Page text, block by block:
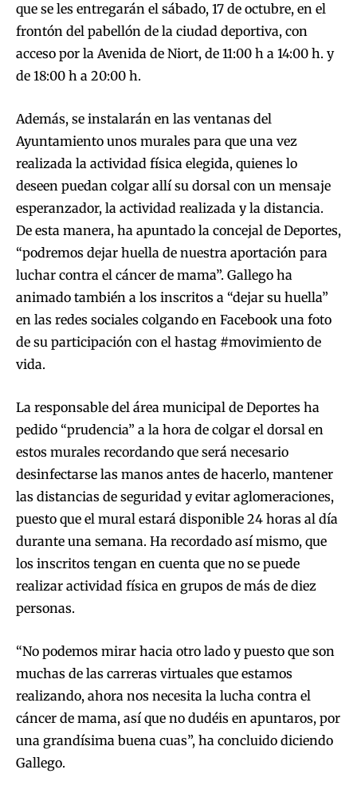
que se les entregarán el sábado, 17 de octubre, en el
frontón del pabellón de la ciudad deportiva, con
acceso por la Avenida de Niort, de 11:00 h a 14:00 h. y
de 18:00 h a 20:00 h.
Además, se instalarán en las ventanas del
Ayuntamiento unos murales para que una vez
realizada la actividad física elegida, quienes lo
deseen puedan colgar allí su dorsal con un mensaje
esperanzador, la actividad realizada y la distancia.
De esta manera, ha apuntado la concejal de Deportes,
“podremos dejar huella de nuestra aportación para
luchar contra el cáncer de mama”. Gallego ha
animado también a los inscritos a “dejar su huella”
en las redes sociales colgando en Facebook una foto
de su participación con el hastag #movimiento de
vida.
La responsable del área municipal de Deportes ha
pedido “prudencia” a la hora de colgar el dorsal en
estos murales recordando que será necesario
desinfectarse las manos antes de hacerlo, mantener
las distancias de seguridad y evitar aglomeraciones,
puesto que el mural estará disponible 24 horas al día
durante una semana. Ha recordado así mismo, que
los inscritos tengan en cuenta que no se puede
realizar actividad física en grupos de más de diez
personas.
“No podemos mirar hacia otro lado y puesto que son
muchas de las carreras virtuales que estamos
realizando, ahora nos necesita la lucha contra el
cáncer de mama, así que no dudéis en apuntaros, por
una grandísima buena cuas”, ha concluido diciendo
Gallego.